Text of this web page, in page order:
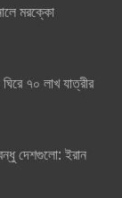
মরক্কো
৭০ লাখ যাত্রীর
দেশগুলো: ইরান